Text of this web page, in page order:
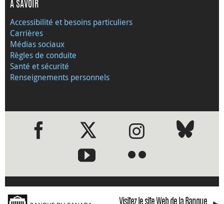
À SAVOIR
Accessibilité et besoins particuliers
Carrières
Médias sociaux
Règles de conduite
Santé et sécurité
Renseignements personnels
●●